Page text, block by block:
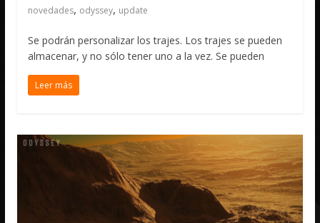
novedades, odyssey, update
Se podrán personalizar los trajes. Los trajes se pueden
almacenar, y no sólo tener uno a la vez. Se pueden
Leer más